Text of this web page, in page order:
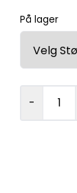
På lager
-